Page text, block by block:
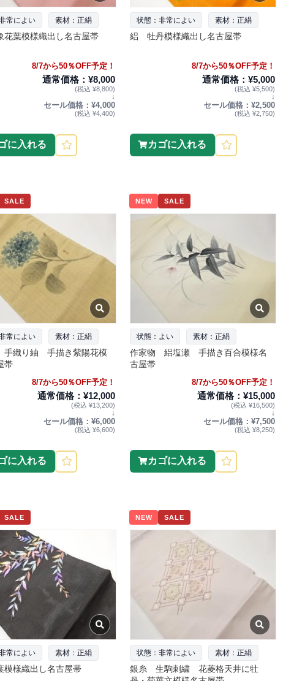
常によい 素材：正絹
葉模様織出し名古屋帯
8/7から50％OFF予定！
通常価格：¥8,000
(税込 ¥8,800)
↓
セール価格：¥4,000
(税込 ¥4,400)
に入れる
状態：非常によい 素材：正絹
絽 牡丹模様織出し名古屋帯
8/7から50％OFF予定！
通常価格：¥5,000
(税込 ¥5,500)
↓
セール価格：¥2,500
(税込 ¥2,750)
カゴに入れる
SALE
常によい 素材：正絹
織り紬 手描き紫陽花模
帯
8/7から50％OFF予定！
通常価格：¥12,000
(税込 ¥13,200)
↓
セール価格：¥6,000
(税込 ¥6,600)
に入れる
NEW SALE
状態：よい 素材：正絹
作家物 絽塩瀬 手描き百合模様名
古屋帯
8/7から50％OFF予定！
通常価格：¥15,000
(税込 ¥16,500)
↓
セール価格：¥7,500
(税込 ¥8,250)
カゴに入れる
SALE
常によい 素材：正絹
様織出し名古屋帯
NEW SALE
状態：非常によい 素材：正絹
銀糸 生駒刺繍 花菱格天井に牡